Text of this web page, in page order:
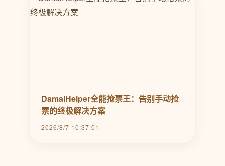
DamaiHelper全能抢票王：告别手动抢
票的终极解决方案
2026/8/7 10:37:01